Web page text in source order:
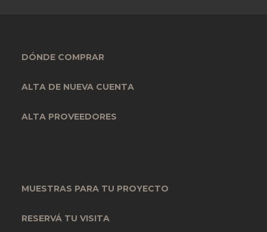
DÓNDE COMPRAR
ALTA DE NUEVA CUENTA
ALTA PROVEEDORES
MUESTRAS PARA TU PROYECTO
RESERVÁ TU VISITA